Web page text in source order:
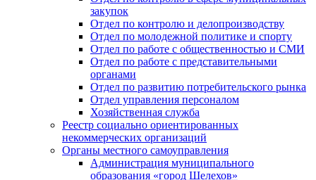
закупок
Отдел по контролю и делопроизводству
Отдел по молодежной политике и спорту
Отдел по работе с общественностью и СМИ
Отдел по работе с представительными
органами
Отдел по развитию потребительского рынка
Отдел управления персоналом
Хозяйственная служба
Реестр социально ориентированных
некоммерческих организаций
Органы местного самоуправления
Администрация муниципального
образования «город Шелехов»